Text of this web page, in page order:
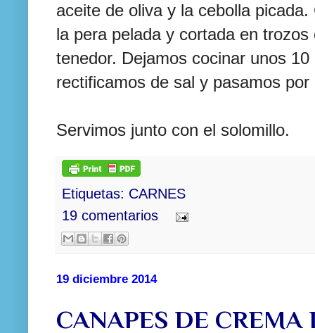
aceite de oliva y la cebolla
la pera pelada y cortada en
tenedor. Dejamos cocinar unos
rectificamos de sal y pasamos por
Servimos junto con el solomillo.
Etiquetas: CARNES
19 comentarios
19 diciembre 2014
CANAPES DE CREMA